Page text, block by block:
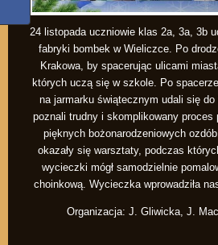
24 listopada uczniowie klas 2a, 3a, 3b
fabryki bombek w Wieliczce. Po
Krakowa, by spacerując ulicami
których uczą się w szkole. Po
na jarmarku świątecznym udali się
poznali trudny i skomplikowany proces
pięknych bożonarodzeniowych
okazały się warsztaty, podczas
wycieczki mógł samodzielnie
choinkową. Wycieczka wprowadziła
Organizacja: J. Gliwicka, J.